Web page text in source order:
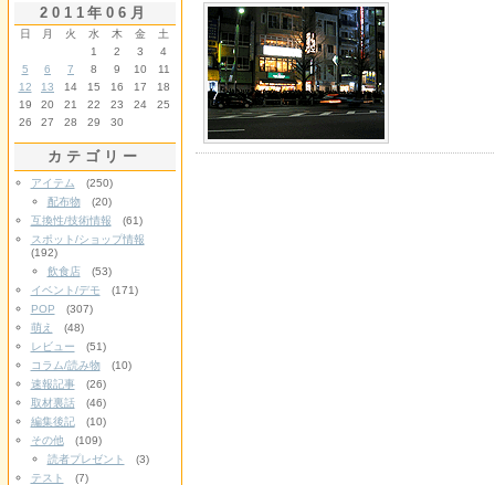
2011年06月
日 月 火 水 木 金
土
1
2 3
4
5
6 7 8 9 10
11
12
13 14 15 16 17
18
19
20 21 22 23 24
25
26
27 28 29 30
カテゴリー
アイテム (250)
配布物(20)
互換性/技術情報 (61)
スポット/ショップ情報
(192)
飲食店(53)
イベント/デモ (171)
POP (307)
萌え
(48)
レビュー (51)
コラム/読み物(10)
速報記事(26)
取材裏話(46)
編集後記 (10)
その他(109)
読者プレゼント
(3)
テスト
(7)